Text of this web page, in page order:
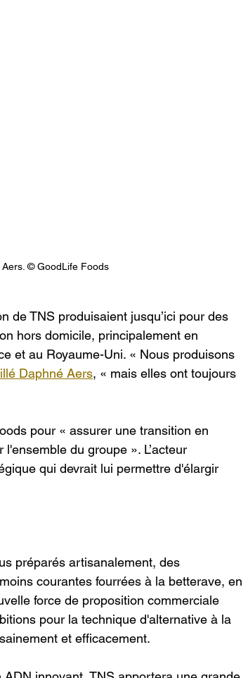
Aers. © GoodLife Foods
de TNS produisaient jusqu’ici pour des
hors domicile, principalement en
et au Royaume-Uni. « Nous produisons
Daphné Aers, « mais elles ont toujours
pour « assurer une transition en
du groupe ». L’acteur
qui devrait lui permettre d'élargir
préparés artisanalement, des
courantes fourrées à la betterave, en
force de proposition commerciale
pour la technique d'alternative à la
et efficacement.